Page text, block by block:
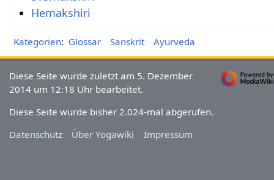
Hemakshiri
Kategorien: Glossar Sanskrit Ayurveda
Diese Seite wurde zuletzt am 5. Dezember
2014 um 12:18 Uhr bearbeitet.
Diese Seite wurde bisher 2.024-mal abgerufen.
Datenschutz
Über Yogawiki Impressum